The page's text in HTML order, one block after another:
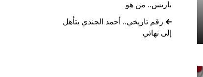
باريس.. من هو
رقم تاريخي.. أحمد الجندي يتأهل
إلى نهائي